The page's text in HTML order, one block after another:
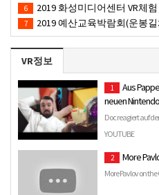
6 2019 화성미디어센터 VR체험 부스 (
7 2019 예산교육박람회(운봉길체육관) VR체험부스(
VR정보
1
Aus
neuen Nintendo
Doc reagiert auf
04: VR Kit ♛
YOUTUBE
2 More
More Pavlov on